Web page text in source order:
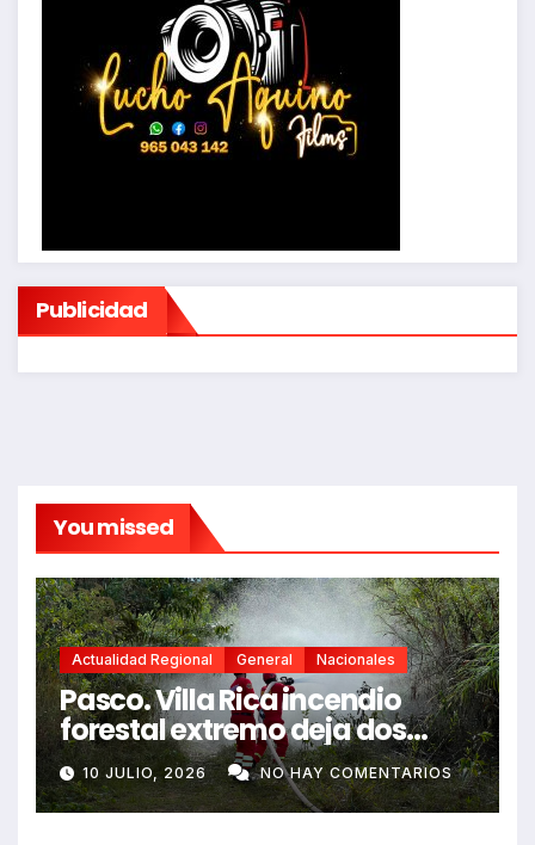
Publicidad
You missed
Actualidad Regional General Nacionales
Pasco. Villa Rica incendio
forestal extremo deja dos
fallecidos y heridos
10 JULIO, 2026 NO HAY COMENTARIOS